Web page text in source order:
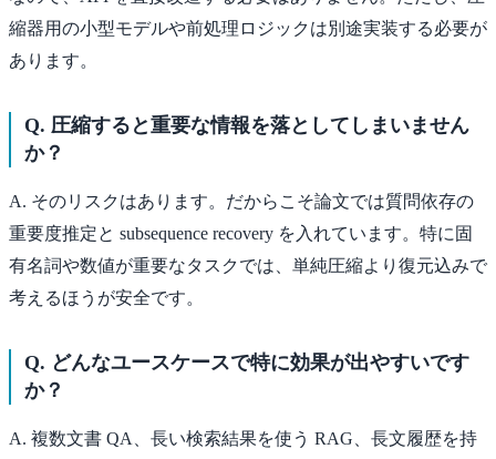
縮器用の小型モデルや前処理ロジックは別途実装する必要が
あります。
Q. 圧縮すると重要な情報を落としてしまいません
か？
A. そのリスクはあります。だからこそ論文では質問依存の
重要度推定と subsequence recovery を入れています。特に固
有名詞や数値が重要なタスクでは、単純圧縮より復元込みで
考えるほうが安全です。
Q. どんなユースケースで特に効果が出やすいです
か？
A. 複数文書 QA、長い検索結果を使う RAG、長文履歴を持